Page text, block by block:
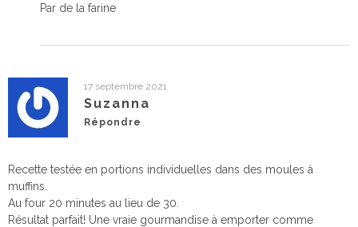
Par de la farine
17 septembre 2021
Suzanna
Répondre
Recette testée en portions individuelles dans des moules à
muffins.
Au four 20 minutes au lieu de 30.
Résultat parfait! Une vraie gourmandise à emporter comme